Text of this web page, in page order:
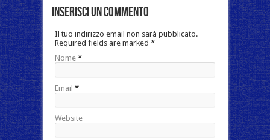
Inserisci un commento
Il tuo indirizzo email non sarà pubblicato.
Required fields are marked *
Nome *
Email *
Website